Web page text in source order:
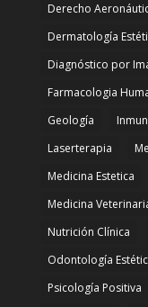
Derecho
Dermatología
Diagnóstico por
Farmacologia
Geología
Laserterapia
Medicina Estetica
Medicina
Nutrición Clínica
Odontología
Psicología Positiva